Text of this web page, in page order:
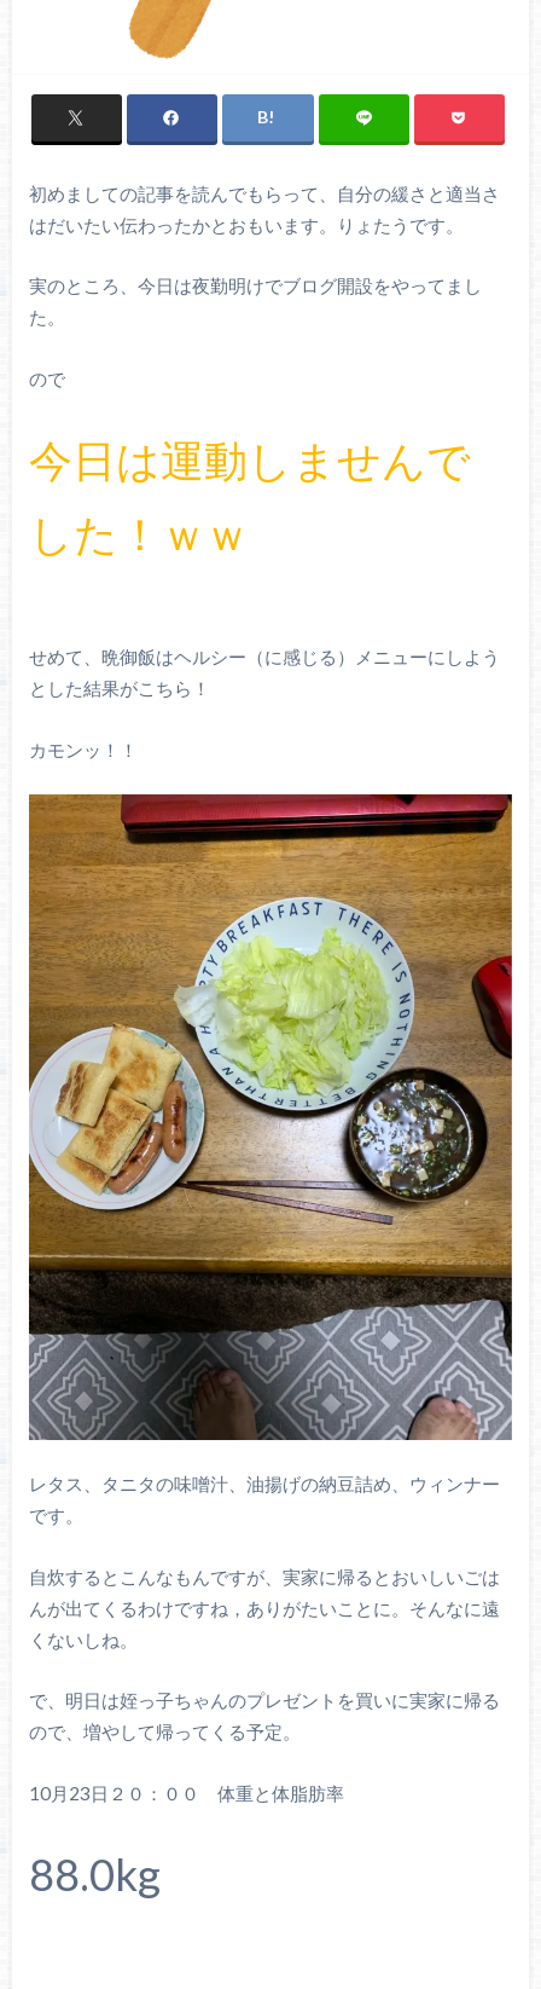
初めましての記事を読んでもらって、自分の緩さと適当さ
はだいたい伝わったかとおもいます。りょたうです。
実のところ、今日は夜勤明けでブログ開設をやってまし
た。
ので
今日は運動しませんで
した！ｗｗ
せめて、晩御飯はヘルシー（に感じる）メニューにしよう
とした結果がこちら！
カモンッ！！
レタス、タニタの味噌汁、油揚げの納豆詰め、ウィンナー
です。
自炊するとこんなもんですが、実家に帰るとおいしいごは
んが出てくるわけですね，ありがたいことに。そんなに遠
くないしね。
で、明日は姪っ子ちゃんのプレゼントを買いに実家に帰る
ので、増やして帰ってくる予定。
10月23日２０：００ 体重と体脂肪率
88.0kg